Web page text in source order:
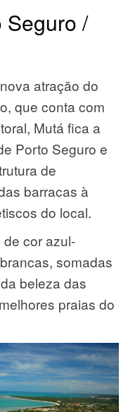
Seguro /
atração do
que conta com
Mutá fica a
Porto Seguro e
de
barracas à
do local.
cor azul-
somadas
beleza das
praias do